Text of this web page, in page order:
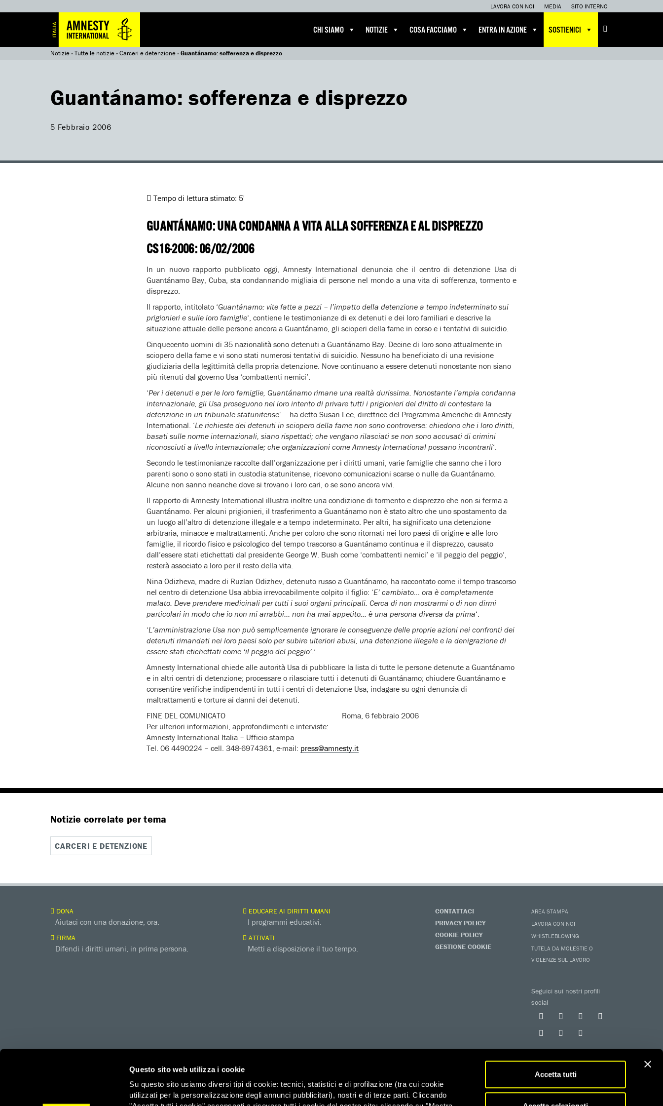
Questo sito web utilizza i cookie
Su questo sito usiamo diversi tipi di cookie: tecnici, statistici e di profilazione (tra cui cookie
utilizzati per la personalizzazione degli annunci pubblicitari), nostri e di terze parti. Cliccando
Accetta tutti
LAVORA CON NOI MEDIA SITO INTERNO
CHI SIAMO NOTIZIE COSA FACCIAMO ENTRA IN AZIONE SOSTIENICI
Notizie»Tutte le notizie»Carceri e detenzione»Guantánamo: sofferenza e disprezzo
Guantánamo: sofferenza e disprezzo
5 Febbraio 2006
Tempo di lettura stimato: 5'
GUANTÁNAMO: UNA CONDANNA A VITA ALLA SOFFERENZA E AL DISPREZZO
CS16-2006: 06/02/2006
In un nuovo rapporto pubblicato oggi, Amnesty International denuncia che il centro di detenzione Usa di
Guantánamo Bay, Cuba, sta condannando migliaia di persone nel mondo a una vita di sofferenza, tormento e
disprezzo.
Il rapporto, intitolato ‘Guantánamo: vite fatte a pezzi – l’impatto della detenzione a tempo indeterminato sui
prigionieri e sulle loro famiglie‘, contiene le testimonianze di ex detenuti e dei loro familiari e descrive la
situazione attuale delle persone ancora a Guantánamo, gli scioperi della fame in corso e i tentativi di suicidio.
Cinquecento uomini di 35 nazionalità sono detenuti a Guantánamo Bay. Decine di loro sono attualmente in
sciopero della fame e vi sono stati numerosi tentativi di suicidio. Nessuno ha beneficiato di una revisione
giudiziaria della legittimità della propria detenzione. Nove continuano a essere detenuti nonostante non siano
più ritenuti dal governo Usa ‘combattenti nemici’.
‘Per i detenuti e per le loro famiglie, Guantánamo rimane una realtà durissima. Nonostante l’ampia condanna
internazionale, gli Usa proseguono nel loro intento di privare tutti i prigionieri del diritto di contestare la
detenzione in un tribunale statunitense‘ – ha detto Susan Lee, direttrice del Programma Americhe di Amnesty
International. ‘Le richieste dei detenuti in sciopero della fame non sono controverse: chiedono che i loro diritti,
basati sulle norme internazionali, siano rispettati; che vengano rilasciati se non sono accusati di crimini
riconosciuti a livello internazionale; che organizzazioni come Amnesty International possano incontrarli‘.
Secondo le testimonianze raccolte dall’organizzazione per i diritti umani, varie famiglie che sanno che i loro
parenti sono o sono stati in custodia statunitense, ricevono comunicazioni scarse o nulle da Guantánamo.
Alcune non sanno neanche dove si trovano i loro cari, o se sono ancora vivi.
Il rapporto di Amnesty International illustra inoltre una condizione di tormento e disprezzo che non si ferma a
Guantánamo. Per alcuni prigionieri, il trasferimento a Guantánamo non è stato altro che uno spostamento da
un luogo all’altro di detenzione illegale e a tempo indeterminato. Per altri, ha significato una detenzione
arbitraria, minacce e maltrattamenti. Anche per coloro che sono ritornati nei loro paesi di origine e alle loro
famiglie, il ricordo fisico e psicologico del tempo trascorso a Guantánamo continua e il disprezzo, causato
dall’essere stati etichettati dal presidente George W. Bush come ‘combattenti nemici’ e ‘il peggio del peggio’,
resterà associato a loro per il resto della vita.
Nina Odizheva, madre di Ruzlan Odizhev, detenuto russo a Guantánamo, ha raccontato come il tempo trascorso
nel centro di detenzione Usa abbia irrevocabilmente colpito il figlio: ‘E’ cambiato… ora è completamente
malato. Deve prendere medicinali per tutti i suoi organi principali. Cerca di non mostrarmi o di non dirmi
particolari in modo che io non mi arrabbi… non ha mai appetito… è una persona diversa da prima‘.
‘L’amministrazione Usa non può semplicemente ignorare le conseguenze delle proprie azioni nei confronti dei
detenuti rimandati nei loro paesi solo per subire ulteriori abusi, una detenzione illegale e la denigrazione di
essere stati etichettati come ‘il peggio del peggio’.’
Amnesty International chiede alle autorità Usa di pubblicare la lista di tutte le persone detenute a Guantánamo
e in altri centri di detenzione; processare o rilasciare tutti i detenuti di Guantánamo; chiudere Guantánamo e
consentire verifiche indipendenti in tutti i centri di detenzione Usa; indagare su ogni denuncia di
maltrattamenti e torture ai danni dei detenuti.
FINE DEL COMUNICATO Roma, 6 febbraio 2006
Per ulteriori informazioni, approfondimenti e interviste:
Amnesty International Italia – Ufficio stampa
Tel. 06 4490224 – cell. 348-6974361, e-mail: press@amnesty.it
Notizie correlate per tema
CARCERI E DETENZIONE
DONA
Aiutaci con una donazione, ora.
FIRMA
Difendi i diritti umani, in prima persona.
EDUCARE AI DIRITTI UMANI
I programmi educativi.
ATTIVATI
Metti a disposizione il tuo tempo.
CONTATTACI
PRIVACY POLICY
COOKIE POLICY
GESTIONE COOKIE
AREA STAMPA
LAVORA CON NOI
WHISTLEBLOWING
TUTELA DA MOLESTIE O
VIOLENZE SUL LAVORO
Seguici sui nostri profili
social
amnesty.org
Amnesty International – Sezione Italiana OdV – Via Ludovico di Savoia 2b (Spazio 3M) – 00185 Roma, Organizzazione di Volontariato iscritta al RUNTS con determinazione n. G02926 del